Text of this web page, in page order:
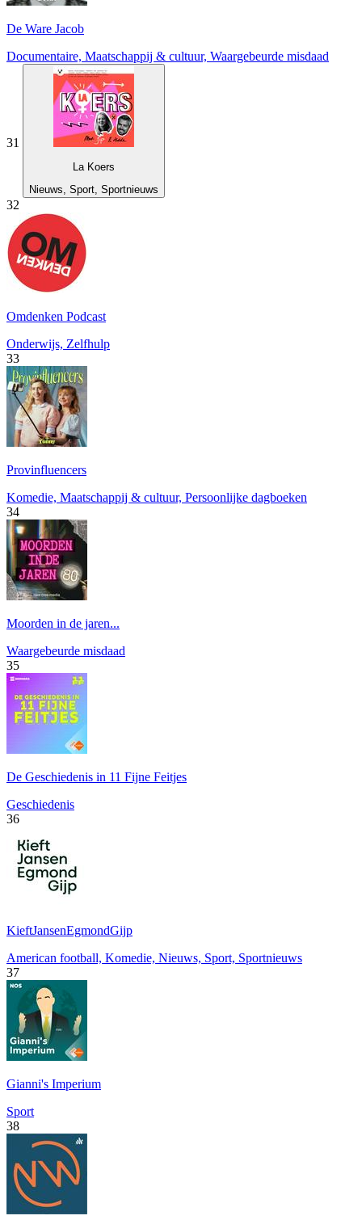
De Ware Jacob
Documentaire, Maatschappij & cultuur, Waargebeurde misdaad
31
La Koers
Nieuws, Sport, Sportnieuws
32
Omdenken Podcast
Onderwijs, Zelfhulp
33
Provinfluencers
Komedie, Maatschappij & cultuur, Persoonlijke dagboeken
34
Moorden in de jaren...
Waargebeurde misdaad
35
De Geschiedenis in 11 Fijne Feitjes
Geschiedenis
36
KieftJansenEgmondGijp
American football, Komedie, Nieuws, Sport, Sportnieuws
37
Gianni's Imperium
Sport
38